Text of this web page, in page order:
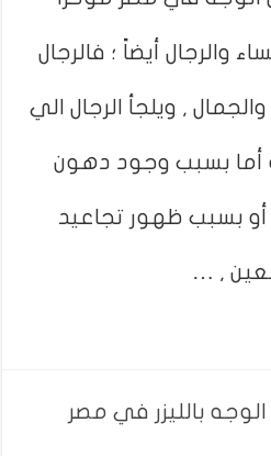
والرجال أيضاً ؛ فالرجال
, ويلجأ الرجال الي
أما بسبب وجود دهون
بسبب ظهور تجاعيد
, …
بالليزر في مصر